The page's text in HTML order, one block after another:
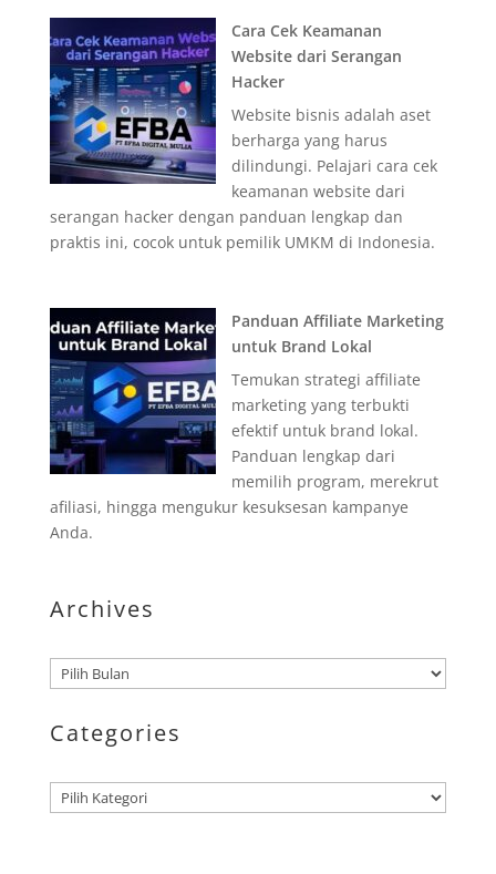
Cara Cek Keamanan
Website dari Serangan
Hacker
Website bisnis adalah aset
berharga yang harus
dilindungi. Pelajari cara cek
keamanan website dari
serangan hacker dengan panduan lengkap dan
praktis ini, cocok untuk pemilik UMKM di Indonesia.
Panduan Affiliate Marketing
untuk Brand Lokal
Temukan strategi affiliate
marketing yang terbukti
efektif untuk brand lokal.
Panduan lengkap dari
memilih program, merekrut
afiliasi, hingga mengukur kesuksesan kampanye
Anda.
Archives
Arsip
Categories
Kategori